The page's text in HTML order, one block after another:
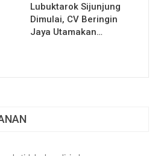
Lubuktarok Sijunjung
Dimulai, CV Beringin
Jaya Utamakan…